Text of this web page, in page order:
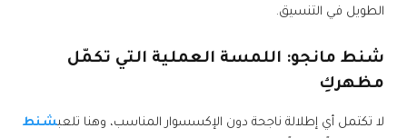
الطويل في التنسيق.
شنط مانجو: اللمسة العملية التي تكمّل
مظهركِ
لا تكتمل أي إطلالة ناجحة دون الإكسسوار المناسب، وهنا تلعبشنط